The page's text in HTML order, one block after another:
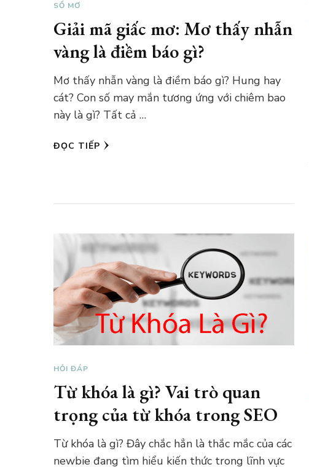
SỔ MƠ
Giải mã giấc mơ: Mơ thấy nhẫn
vàng là điềm báo gì?
Mơ thấy nhẫn vàng là điềm báo gì? Hung hay
cát? Con số may mắn tương ứng với chiêm bao
này là gì? Tất cả …
ĐỌC TIẾP
HỎI ĐÁP
Từ khóa là gì? Vai trò quan
trọng của từ khóa trong SEO
Từ khóa là gì? Đây chắc hẳn là thắc mắc của các
newbie đang tìm hiểu kiến thức trong lĩnh vực